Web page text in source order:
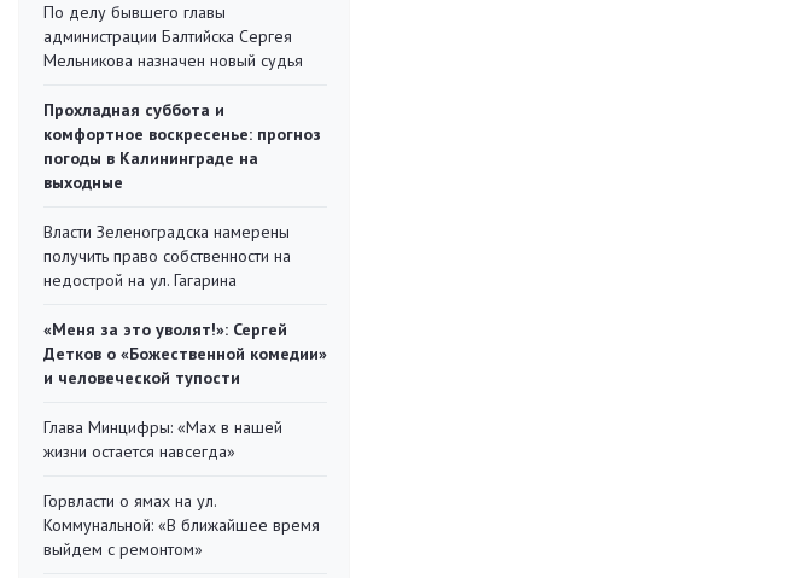
По делу бывшего главы
администрации Балтийска Сергея
Мельникова назначен новый судья
Прохладная суббота и
комфортное воскресенье: прогноз
погоды в Калининграде на
выходные
Власти Зеленоградска намерены
получить право собственности на
недострой на ул. Гагарина
«Меня за это уволят!»: Сергей
Детков о «Божественной комедии»
и человеческой тупости
Глава Минцифры: «Мах в нашей
жизни остается навсегда»
Горвласти о ямах на ул.
Коммунальной: «В ближайшее время
выйдем с ремонтом»